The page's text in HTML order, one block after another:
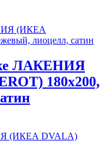
ЛАКЕНИЯ
180х200,